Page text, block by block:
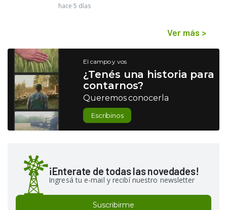
hace 5 días
Ver más >
El campo y vos
¿Tenés una historia para
contarnos?
Queremos conocerla
Escribinos
¡Enterate de todas las novedades!
Ingresá tu e-mail y recibí nuestro newsletter
Suscribirme